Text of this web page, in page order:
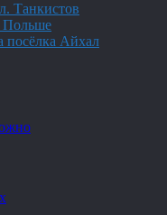
Танкистов
Польше
посёлка Айхал